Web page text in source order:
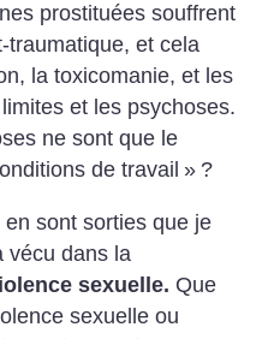
prostituées souffrent
traumatique, et cela
la toxicomanie, et les
et les psychoses.
ne sont que le
de travail » ?
sont sorties que je
vécu dans la
sexuelle. Que
sexuelle ou